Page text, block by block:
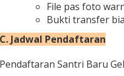
File pas foto
Bukti transfer
C. Jadwal Pendaftaran
Pendaftaran Santri Baru